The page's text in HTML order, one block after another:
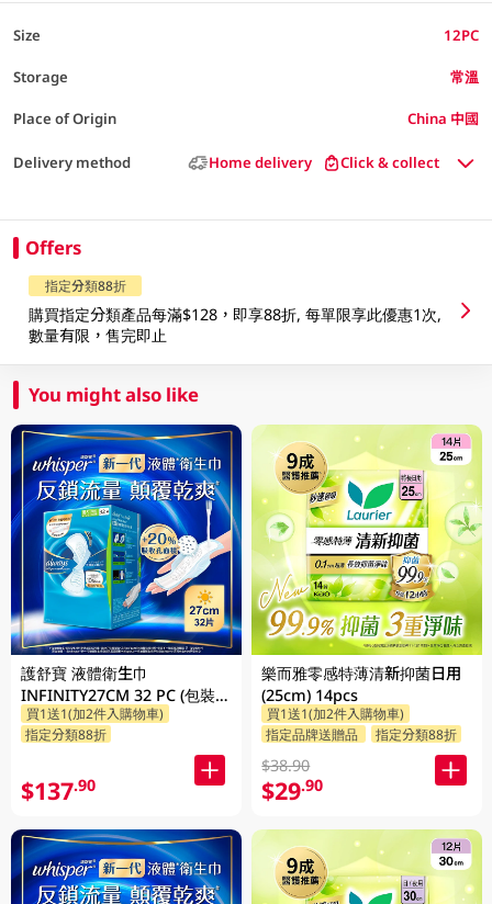
Size 12PC
Storage 常溫
Place of Origin China 中國
Delivery method Home delivery Click & collect
Offers
指定分類88折
購買指定分類產品每滿$128，即享88折, 每單限享此優惠1次,
數量有限，售完即止
You might also like
護舒寶 液體衛生巾
INFINITY27CM 32 PC (包裝隨
機發放)
買1送1(加2件入購物車)
指定分類88折
$137.90
樂而雅零感特薄清新抑菌日用
(25cm) 14pcs
買1送1(加2件入購物車)
指定品牌送贈品
指定分類88折
$38.90
$29.90